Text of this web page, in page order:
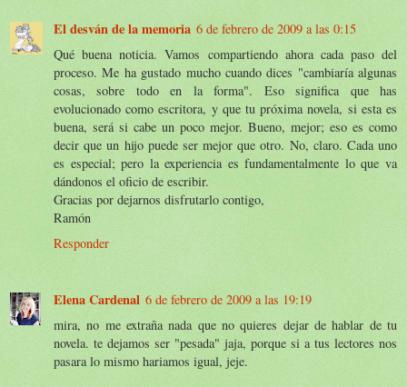
El desván de la memoria 6 de febrero de 2009 a las 0:15
Qué buena noticia. Vamos compartiendo ahora cada paso del
proceso. Me ha gustado mucho cuando dices "cambiaría algunas
cosas, sobre todo en la forma". Eso significa que has
evolucionado como escritora, y que tu próxima novela, si esta es
buena, será si cabe un poco mejor. Bueno, mejor; eso es como
decir que un hijo puede ser mejor que otro. No, claro. Cada uno
es especial; pero la experiencia es fundamentalmente lo que va
dándonos el oficio de escribir.
Gracias por dejarnos disfrutarlo contigo,
Ramón
Responder
Elena Cardenal 6 de febrero de 2009 a las 19:19
mira, no me extraña nada que no quieres dejar de hablar de tu
novela. te dejamos ser "pesada" jaja, porque si a tus lectores nos
pasara lo mismo hariamos igual, jeje.